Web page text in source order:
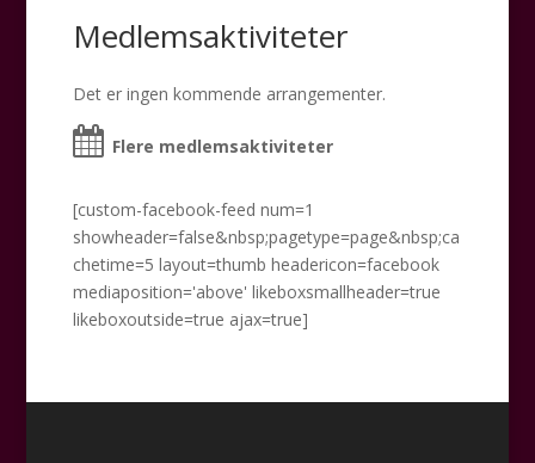
Medlemsaktiviteter
Det er ingen kommende arrangementer.
Flere medlemsaktiviteter
[custom-facebook-feed num=1
showheader=false&nbsp;pagetype=page&nbsp;ca
chetime=5 layout=thumb headericon=facebook
mediaposition='above' likeboxsmallheader=true
likeboxoutside=true ajax=true]